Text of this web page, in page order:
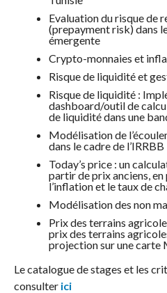
Evaluation du risque de
(prepayment risk) dans
émergente
Crypto-monnaies et
Risque de liquidité et
Risque de liquidité :
dashboard/outil de
de liquidité dans une
Modélisation de
dans le cadre de l’IRRBB
Today’s price : un
partir de prix anciens,
l’inflation et le taux de
Modélisation des non
Prix des terrains
prix des terrains
projection sur une carte
Le catalogue de stages et les
consulterici